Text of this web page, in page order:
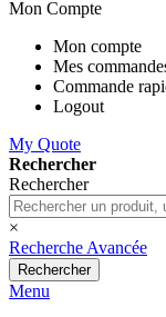
Mon Compte
Mon compte
Mes
Commande
Logout
My Quote
Rechercher
Rechercher
×
Recherche Avancée
Rechercher
Menu